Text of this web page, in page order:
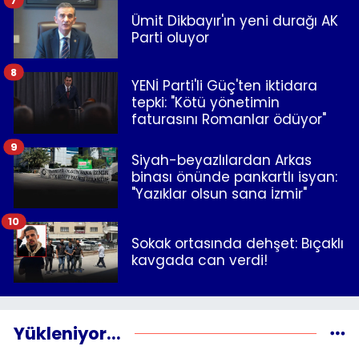
Ümit Dikbayır'ın yeni durağı AK
Parti oluyor
YENİ Parti'li Güç'ten iktidara
tepki: "Kötü yönetimin
faturasını Romanlar ödüyor"
8
Siyah-beyazlılardan Arkas
binası önünde pankartlı isyan:
"Yazıklar olsun sana İzmir"
9
Sokak ortasında dehşet: Bıçaklı
kavgada can verdi!
10
Yükleniyor...